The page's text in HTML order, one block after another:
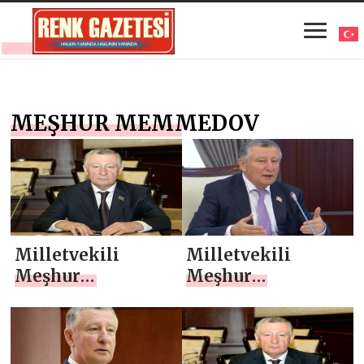
MEŞHUR MEMMEDOV
Milletvekili
Meşhur
“Azerbaycan-
Türkiye-
Milletvekili
Meşhur
Önder, güçlü bir
karizmatik